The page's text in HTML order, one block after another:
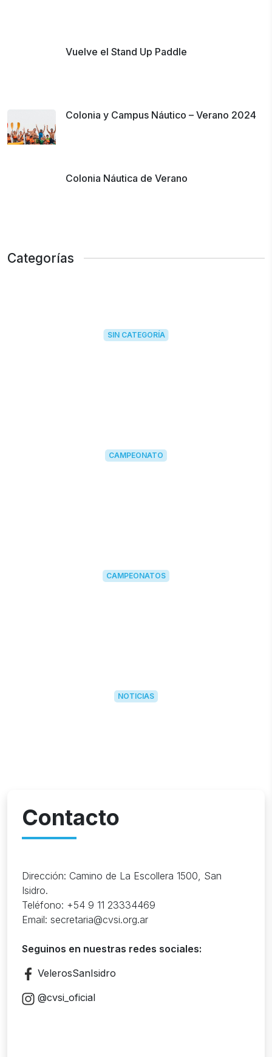
Vuelve el Stand Up Paddle
Colonia y Campus Náutico – Verano 2024
Colonia Náutica de Verano
Categorías
SIN CATEGORÍA
CAMPEONATO
CAMPEONATOS
NOTICIAS
Contacto
Dirección: Camino de La Escollera 1500, San
Isidro.
Teléfono: +54 9 11 23334469
Email: secretaria@cvsi.org.ar
Seguinos en nuestras redes sociales:
VelerosSanIsidro
@cvsi_oficial